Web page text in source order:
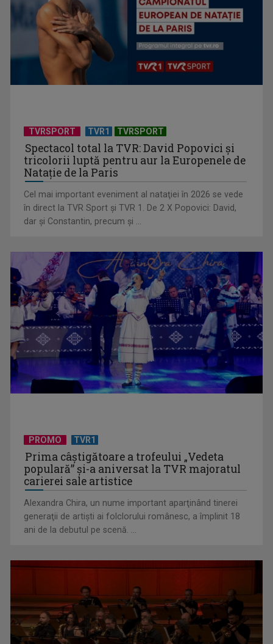
Documentarul „China: soţia mea are credit”, portretul unei
societăți în care ...
Drama istorică „Prinţesa Ja-Myung”, serialul coreean de la
TVR 1
Arnold Schwarzenegger: „Am știut că vreau să joc rolul
Terminatorului ...
TVRSPORT TVR1 TVRSPORT
Spectacol total la TVR: David Popovici și
tricolorii luptă pentru aur la Europenele de
Natație de la Paris
Cel mai important eveniment al nataţiei în 2026 se vede
în direct la TVR Sport şi TVR 1. De 2 X Popovici: David,
dar şi Constantin, precum şi ...
PROMO TVR1
Prima câştigătoare a trofeului „Vedeta
populară” şi-a aniversat la TVR majoratul
carierei sale artistice
Alexandra Chira, un nume important aparţinând tinerei
generaţii de artişti ai folclorului românesc, a împlinit 18
ani de la debutul pe scenă. ...